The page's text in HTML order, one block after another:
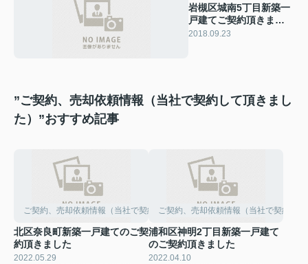
岩槻区城南5丁目新築一
戸建てご契約頂きまし
た
2018.09.23
”ご契約、売却依頼情報（当社で契約して頂きまし
た）”おすすめ記事
ご契約、売却依頼情報（当社で契約して頂きました）
北区奈良町新築一戸建てのご契
約頂きました
2022.05.29
ご契約、売却依頼情報（当社で契約し
浦和区神明2丁目新築一戸建て
のご契約頂きました
2022.04.10